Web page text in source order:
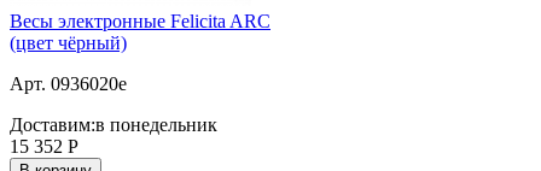
Весы электронные Felicita ARC
(цвет чёрный)
Арт. 0936020e
Доставим:в понедельник
15 352 Р